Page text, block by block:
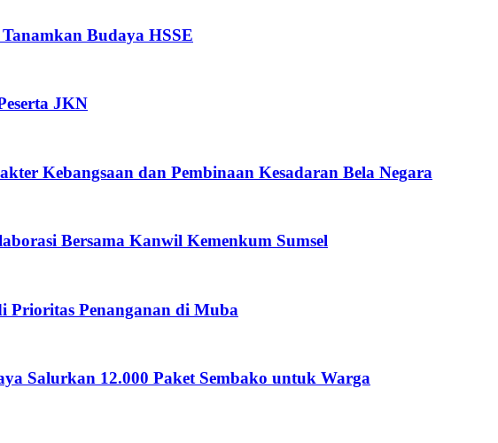
Budaya HSSE
JKN
Kebangsaan dan Pembinaan Kesadaran Bela Negara
Bersama Kanwil Kemenkum Sumsel
Prioritas Penanganan di Muba
Salurkan 12.000 Paket Sembako untuk Warga